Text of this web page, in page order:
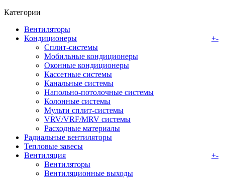
Категории
Вентиляторы
Кондиционеры
+-
Сплит-системы
Мобильные кондиционеры
Оконные кондиционеры
Кассетные системы
Канальные системы
Напольно-потолочные системы
Колонные системы
Мульти сплит-системы
VRV/VRF/MRV системы
Расходные материалы
Радиальные вентиляторы
Тепловые завесы
Вентиляция
+-
Вентиляторы
Вентиляционные выходы